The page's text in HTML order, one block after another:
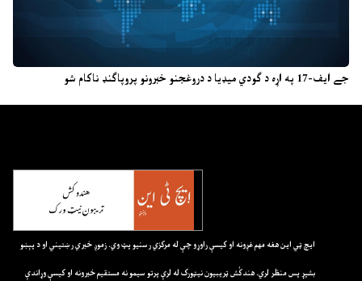
جے ایف-17 په اړه د ګودي میډیا د دروغجنو خبرونو پروپاګنډ ناکام شو
ايچ ټي اين هغه مهم غږونه او کيسې راوړو چې له مرکزي رسنيو پټ وي. زموږ خبري رښتيني او د پېښو
بشپړ پس منظر لري. هندکُش ټريبيون نيټورک له لرې پرتو سيمو نه مستقيم خبرونه او کيسې وړاندې